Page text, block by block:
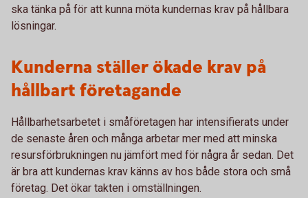
ska tänka på för att kunna möta kundernas krav på hållbara
lösningar.
Kunderna ställer ökade krav på
hållbart företagande
Hållbarhetsarbetet i småföretagen har intensifierats under
de senaste åren och många arbetar mer med att minska
resursförbrukningen nu jämfört med för några år sedan. Det
är bra att kundernas krav känns av hos både stora och små
företag. Det ökar takten i omställningen.